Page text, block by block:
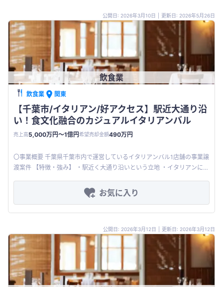
公開日: 2026年3月10日 更新日: 2026年5月26日
飲食業
飲食業 関東
【千葉市/イタリアン/好アクセス】駅近大通り沿
い！食文化融合のカジュアルイタリアンバル
売上高5,000万円〜1億円希望売却金額490万円
〇事業概要 千葉県千葉市内で運営しているイタリアンバル1店舗の事業譲
渡案件 【特徴・強み】 ・駅近く大通り沿いという立地 ・イタリアンに必
お気に入り
公開日: 2026年3月12日 更新日: 2026年3月12日